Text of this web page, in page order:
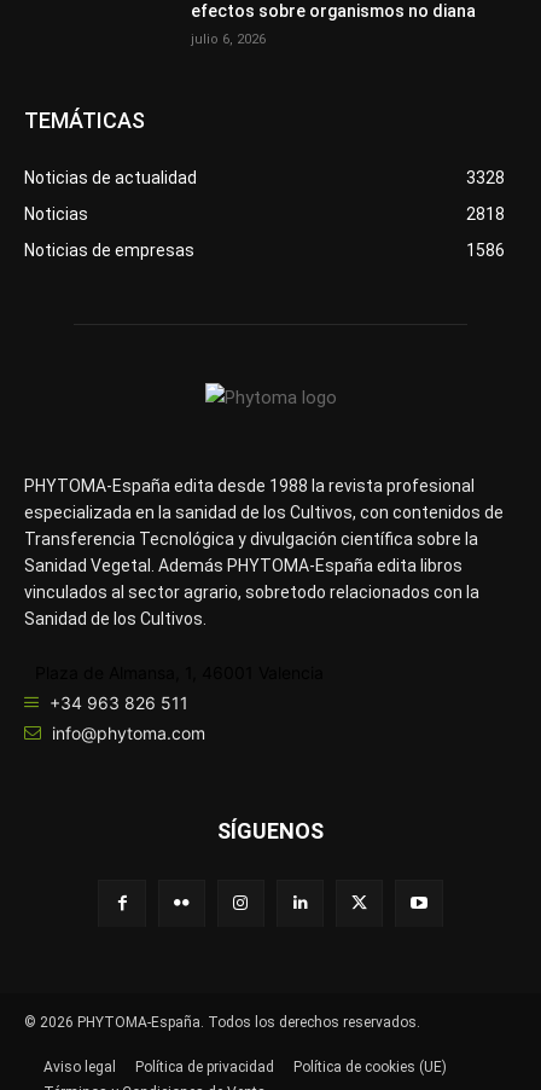
efectos sobre organismos no diana
julio 6, 2026
TEMÁTICAS
Noticias de actualidad
3328
Noticias
2818
Noticias de empresas
1586
PHYTOMA-España edita desde 1988 la revista profesional
especializada en la sanidad de los Cultivos, con contenidos de
Transferencia Tecnológica y divulgación científica sobre la
Sanidad Vegetal. Además PHYTOMA-España edita libros
vinculados al sector agrario, sobretodo relacionados con la
Sanidad de los Cultivos.
+34 963 826 511
info@phytoma.com
SÍGUENOS
© 2026 PHYTOMA-España. Todos los derechos reservados.
Aviso legal Política de privacidad
Política de cookies (UE)